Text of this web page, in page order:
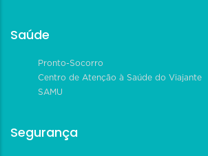
Saúde
Pronto-Socorro
Centro de Atenção à Saúde do Viajante
SAMU
Segurança